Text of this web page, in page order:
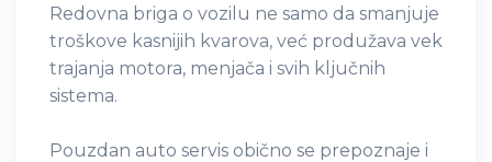
Redovna briga o vozilu ne samo da smanjuje
troškove kasnijih kvarova, već produžava vek
trajanja motora, menjača i svih ključnih
sistema.
Pouzdan auto servis obično se prepoznaje i